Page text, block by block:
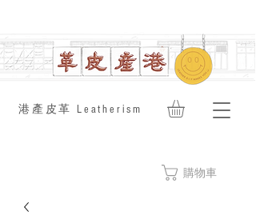
​港產皮革 Leatherism
購物車